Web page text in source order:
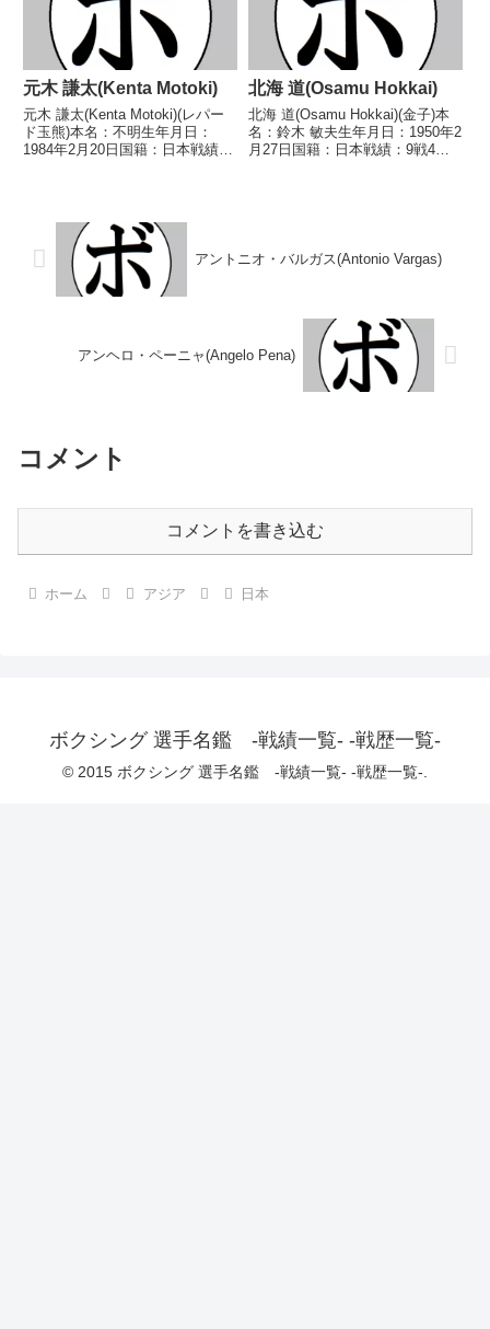
元木 謙太(Kenta Motoki)
元木 謙太(Kenta Motoki)(レパー
ド玉熊)本名：不明生年月日：
1984年2月20日国籍：日本戦績：
北海 道(Osamu Hokkai)
北海 道(Osamu Hokkai)(金子)本
名：鈴木 敏夫生年月日：1950年2
月27日国籍：日本戦績：9戦4勝
アントニオ・バルガス(Antonio Vargas)
アンヘロ・ペーニャ(Angelo Pena)
コメント
コメントを書き込む
ホーム アジア 日本
ボクシング 選手名鑑 -戦績一覧- -戦歴一覧-
© 2015 ボクシング 選手名鑑 -戦績一覧- -戦歴一覧-.